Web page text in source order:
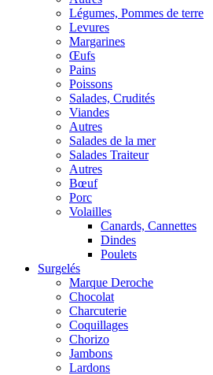
Légumes, Pommes de terre
Levures
Margarines
Œufs
Pains
Poissons
Salades, Crudités
Viandes
Autres
Salades de la mer
Salades Traiteur
Autres
Bœuf
Porc
Volailles
Canards, Cannettes
Dindes
Poulets
Surgelés
Marque Deroche
Chocolat
Charcuterie
Coquillages
Chorizo
Jambons
Lardons